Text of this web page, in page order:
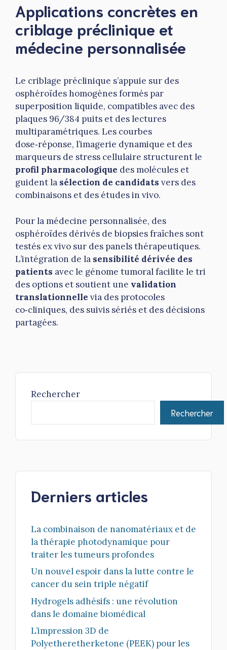
Applications concrètes en
criblage préclinique et
médecine personnalisée
Le criblage préclinique s’appuie sur des
osphéroïdes homogènes formés par
superposition liquide, compatibles avec des
plaques 96/384 puits et des lectures
multiparamétriques. Les courbes
dose‑réponse, l’imagerie dynamique et des
marqueurs de stress cellulaire structurent le
profil pharmacologique des molécules et
guident la sélection de candidats vers des
combinaisons et des études in vivo.
Pour la médecine personnalisée, des
osphéroïdes dérivés de biopsies fraîches sont
testés ex vivo sur des panels thérapeutiques.
L’intégration de la sensibilité dérivée des
patients avec le génome tumoral facilite le tri
des options et soutient une validation
translationnelle via des protocoles
co‑cliniques, des suivis sériés et des décisions
partagées.
Rechercher
Rechercher
Derniers articles
La combinaison de nanomatériaux et de
la thérapie photodynamique pour
traiter les tumeurs profondes
Un nouvel espoir dans la lutte contre le
cancer du sein triple négatif
Hydrogels adhésifs : une révolution
dans le domaine biomédical
L’impression 3D de
Polyetheretherketone (PEEK) pour les